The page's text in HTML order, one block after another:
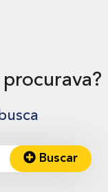
Buscar